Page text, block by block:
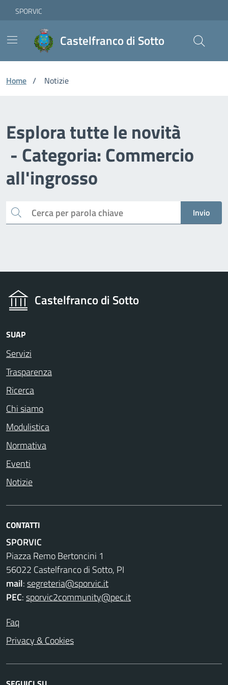
Skip to Main Content
Vai ai contenuti
Vai al footer
SPORVIC
Castelfranco di Sotto
Home / Notizie
Esplora tutte le novità
- Categoria: Commercio
all'ingrosso
Cerca Invio
Castelfranco di Sotto
SUAP
Servizi
Trasparenza
Ricerca
Chi siamo
Modulistica
Normativa
Eventi
Notizie
CONTATTI
SPORVIC
Piazza Remo Bertoncini 1
56022 Castelfranco di Sotto, PI
mail:segreteria@sporvic.it
PEC:sporvic2community@pec.it
Faq
Privacy & Cookies